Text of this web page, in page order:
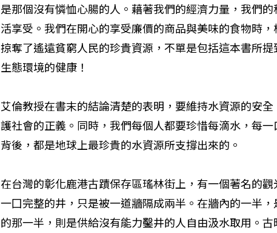
是那個沒有憐恤心腸的人。藉著我們的經濟力量，我們
活享受。我們在開心的享受廉價的商品與美味的食物時
掠奪了遙遠貧窮人民的珍貴資源，不單是包括這本書所
生態環境的健康！
艾倫教授在書末的結論清楚的表明，要維持水資源的安
護社會的正義。同時，我們每個人都要珍惜每滴水，每
背後，都是地球上最珍貴的水資源所支撐出來的。
在台灣的彰化鹿港古蹟保存區瑤林街上，有一個著名的
一囗完整的井，只是被一道牆隔成兩半。在牆內的一半
的那一半，則是供給沒有能力鑿井的人自由汲水取用。